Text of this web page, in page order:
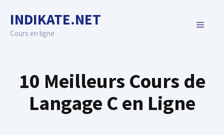
content
INDIKATE.NET
Cours en ligne
MENU
10 Meilleurs Cours de
Langage C en Ligne